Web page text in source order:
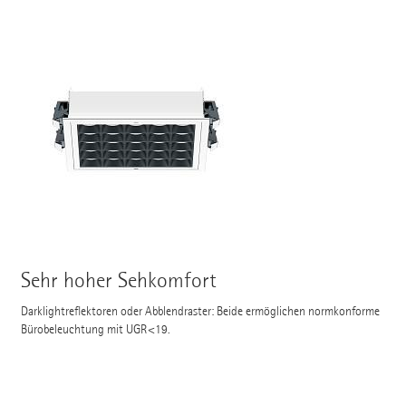
Sehr hoher Sehkomfort
Darklightreflektoren oder Abblendraster: Beide ermöglichen normkonforme
Bürobeleuchtung mit UGR<19.